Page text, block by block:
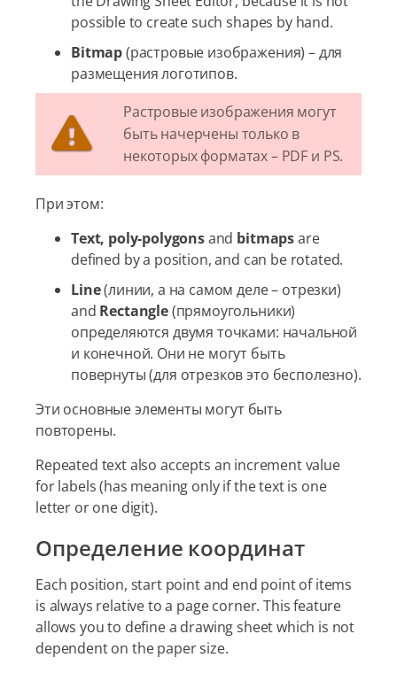
possible to create such shapes by hand.
Bitmap(растровые изображения) – для
размещения логотипов.
Растровые изображения могут
быть начерчены только в
некоторых форматах – PDF и PS.
При этом:
Text, poly-polygonsand bitmapsare
defined by a position, and can be rotated.
Line(линии, а на самом деле – отрезки)
and Rectangle(прямоугольники)
определяются двумя точками: начальной
и конечной. Они не могут быть
повернуты (для отрезков это бесполезно).
Эти основные элементы могут быть
повторены.
Repeated text also accepts an increment value
for labels (has meaning only if the text is one
letter or one digit).
Определение координат
Each position, start point and end point of items
is always relative to a page corner. This feature
allows you to define a drawing sheet which is not
dependent on the paper size.